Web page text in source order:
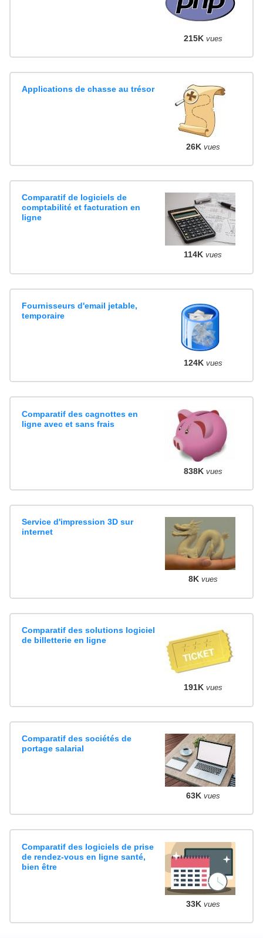
215K vues
Applications de chasse au trésor
26K vues
Comparatif de logiciels de
comptabilité et facturation en
ligne
114K vues
Fournisseurs d'email jetable,
temporaire
124K vues
Comparatif des cagnottes en
ligne avec et sans frais
838K vues
Service d'impression 3D sur
internet
8K vues
Comparatif des solutions logiciel
de billetterie en ligne
191K vues
Comparatif des sociétés de
portage salarial
63K vues
Comparatif des logiciels de prise
de rendez-vous en ligne santé,
bien être
33K vues